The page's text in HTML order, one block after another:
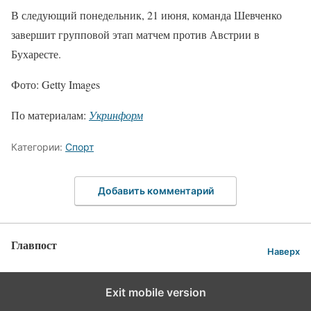
В следующий понедельник, 21 июня, команда Шевченко
завершит групповой этап матчем против Австрии в
Бухаресте.
Фото: Getty Images
По материалам: Укринформ
Категории: Спорт
Добавить комментарий
Главпост Наверх
Exit mobile version